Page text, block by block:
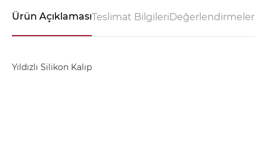
Ürün AçıklamasıTeslimat BilgileriDeğerlendirmeler -
Yıldızlı Silikon Kalıp